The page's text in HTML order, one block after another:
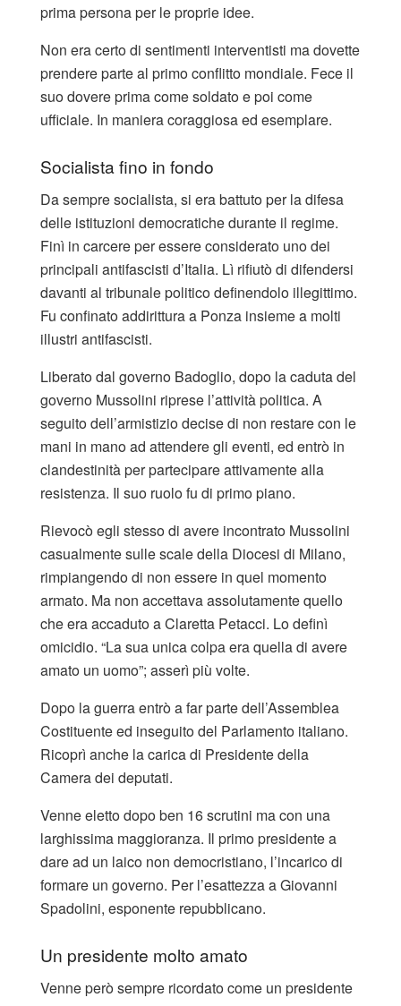
prima persona per le proprie idee.
Non era certo di sentimenti interventisti ma dovette
prendere parte al primo conflitto mondiale. Fece il
suo dovere prima come soldato e poi come
ufficiale. In maniera coraggiosa ed esemplare.
Socialista fino in fondo
Da sempre socialista, si era battuto per la difesa
delle istituzioni democratiche durante il regime.
Finì in carcere per essere considerato uno dei
principali antifascisti d’Italia. Lì rifiutò di difendersi
davanti al tribunale politico definendolo illegittimo.
Fu confinato addirittura a Ponza insieme a molti
illustri antifascisti.
Liberato dal governo Badoglio, dopo la caduta del
governo Mussolini riprese l’attività politica. A
seguito dell’armistizio decise di non restare con le
mani in mano ad attendere gli eventi, ed entrò in
clandestinità per partecipare attivamente alla
resistenza. Il suo ruolo fu di primo piano.
Rievocò egli stesso di avere incontrato Mussolini
casualmente sulle scale della Diocesi di Milano,
rimpiangendo di non essere in quel momento
armato. Ma non accettava assolutamente quello
che era accaduto a Claretta Petacci. Lo definì
omicidio. “La sua unica colpa era quella di avere
amato un uomo”; asserì più volte.
Dopo la guerra entrò a far parte dell’Assemblea
Costituente ed inseguito del Parlamento italiano.
Ricoprì anche la carica di Presidente della
Camera dei deputati.
Venne eletto dopo ben 16 scrutini ma con una
larghissima maggioranza. Il primo presidente a
dare ad un laico non democristiano, l’incarico di
formare un governo. Per l’esattezza a Giovanni
Spadolini, esponente repubblicano.
Un presidente molto amato
Venne però sempre ricordato come un presidente